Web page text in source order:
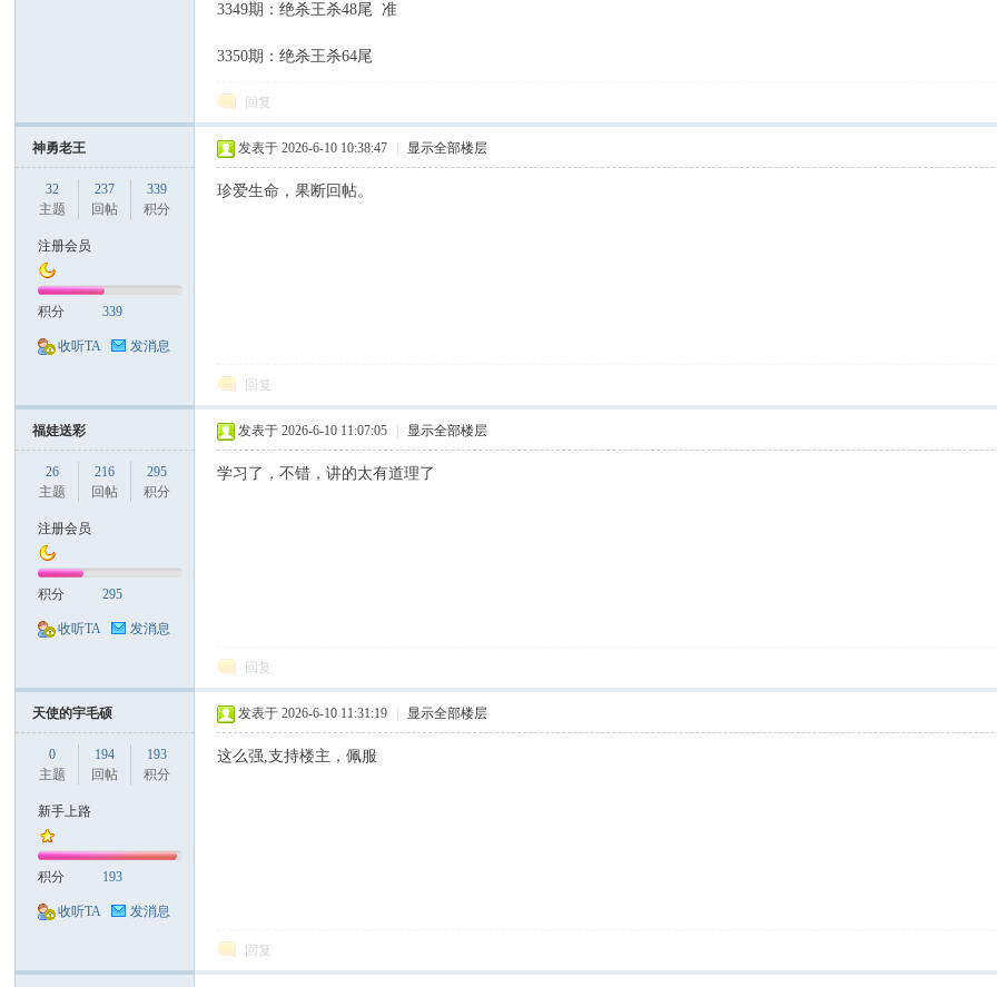
3349期 ：绝杀王杀48尾 准
3350期 ：绝杀王杀64尾
回复
神勇老王
32
主题
237
回帖
339
积分
注册会员
积分 339
收听TA 发消息
发表于 2026-6-10 10:38:47 显示全部楼层
珍爱生命，果断回帖。
回复
福娃送彩
26
主题
216
回帖
295
积分
注册会员
积分 295
收听TA 发消息
发表于 2026-6-10 11:07:05 显示全部楼层
学习了，不错，讲的太有道理了
回复
天使的宇毛硕
0
主题
194
回帖
193
积分
新手上路
积分 193
收听TA 发消息
发表于 2026-6-10 11:31:19 显示全部楼层
这么强,支持楼主，佩服
回复